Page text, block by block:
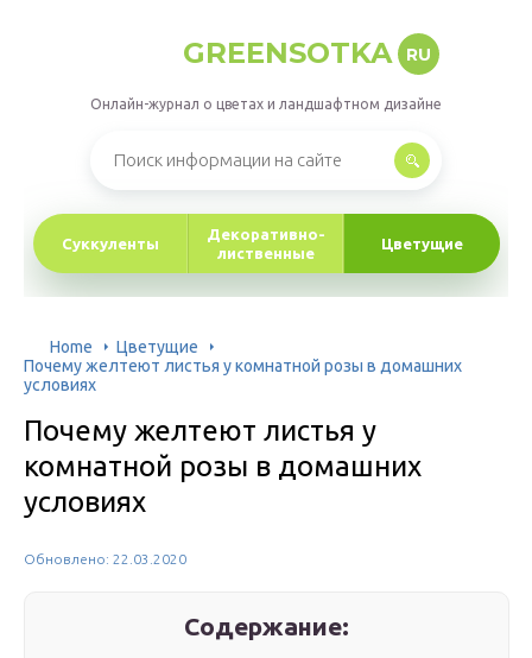
GREENSOTKA RU
Онлайн-журнал о цветах и ландшафтном дизайне
Суккуленты
Декоративно-
лиственные
Цветущие
Home
Цветущие
Почему желтеют листья у комнатной розы в домашних
условиях
Почему желтеют листья у
комнатной розы в домашних
условиях
Обновлено: 22.03.2020
Содержание: